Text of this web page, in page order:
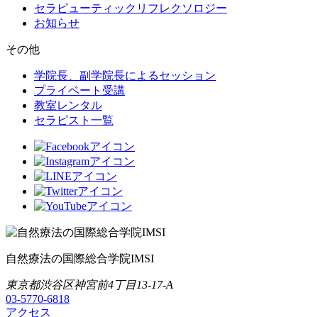
セラピューティックリフレクソロジー
お知らせ
その他
学院長、副学院長によるセッション
プライベート受講
教室レンタル
セラピスト一覧
自然療法の国際総合学院IMSI
東京都渋谷区神宮前4丁目13-17-A
03-5770-6818
アクセス